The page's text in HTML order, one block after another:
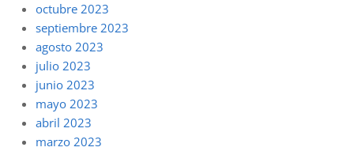
octubre 2023
septiembre 2023
agosto 2023
julio 2023
junio 2023
mayo 2023
abril 2023
marzo 2023